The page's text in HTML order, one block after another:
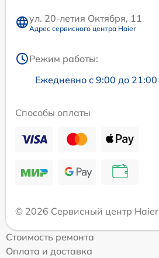
ул. 20-летия Октября, 11
Адрес сервисного центра Haier
Режим работы:
Ежедневно с 9:00 до 21:00
Способы оплаты
© 2026 Сервисный центр Haier
Стоимость ремонта
Оплата и доставка